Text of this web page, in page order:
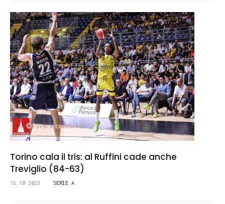
Torino cala il tris: al Ruffini cade anche
Treviglio (84-63)
15.10.2023 SERIE A